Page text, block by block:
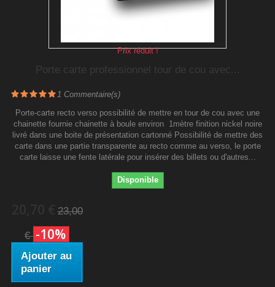
Prix réduit !
Porte carte professionnel tour de cou avec...
1 Commentaire(s)
Porte-carte recto verso possibilité de mettre en tour de cou avec une
chainette fournie chainette à boule environ 1mètre finition nickel noire
livré dans une boite de présentation cartonné Possibilité de mettre des
carte dans une partie transparente au recto comme au verso, le porte
carte laisse une fente latérale pour insérer des billets ou d'autres...
Disponible
23,00
€ -10%
Ajouter au
panier